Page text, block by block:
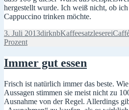
hergestellt wurde. Ich weiß nicht, ob
Cappuccino trinken möchte.
Veröffentlicht
am
3. Juli 2013Autor
dirknbKategorien
Kaffeesatzleserei
Prozent
Immer gut essen
Frisch ist natürlich immer das beste.
Aussagen stimmen sie meist nicht zu
Ausnahme von der Regel. Allerdings